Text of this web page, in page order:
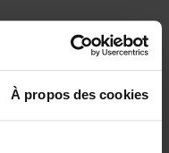
À propos des cookies